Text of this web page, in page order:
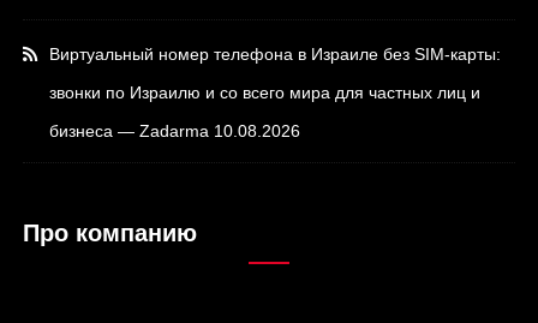
Виртуальный номер телефона в Израиле без SIM-карты:
звонки по Израилю и со всего мира для частных лиц и
бизнеса — Zadarma 10.08.2026
Про компанию